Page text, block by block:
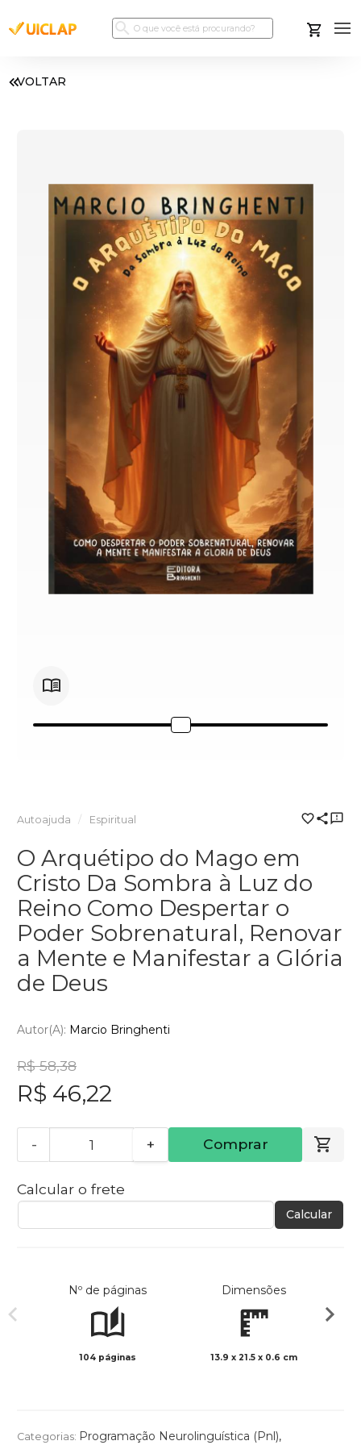
VOLTAR
Autoajuda Espiritual
O Arquétipo do Mago em
Cristo Da Sombra à Luz do
Reino Como Despertar o
Poder Sobrenatural, Renovar
a Mente e Manifestar a Glória
de Deus
Autor(a): Marcio Bringhenti
R$ 58,38
R$ 46,22
- + Comprar
Calcular o frete
Calcular
Nº de páginas
104 páginas
Dimensões
13.9 x 21.5 x 0.6 cm
Categorias: Programação Neurolinguística (Pnl),